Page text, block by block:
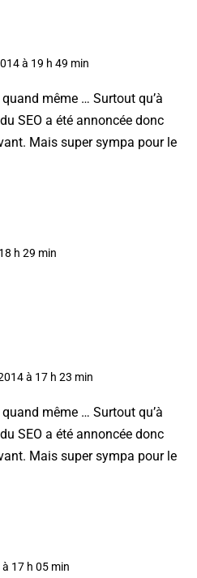
à 19 h 49 min
même … Surtout qu’à
SEO a été annoncée donc
Mais super sympa pour le
h 29 min
à 17 h 23 min
même … Surtout qu’à
SEO a été annoncée donc
Mais super sympa pour le
à 17 h 05 min